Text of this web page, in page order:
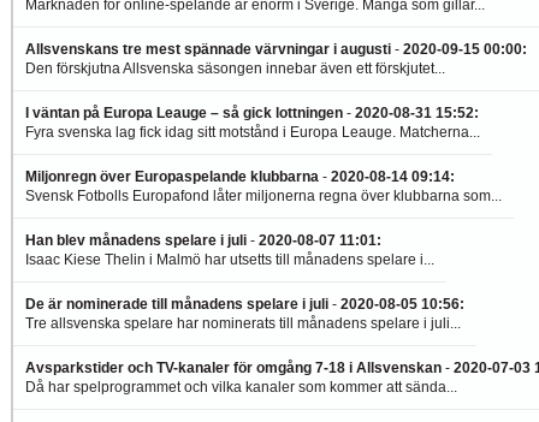
Marknaden för online-spelande är enorm i Sverige. Många som gillar...
Allsvenskans tre mest spännade värvningar i augusti - 2020-09-15 00:00:
Den förskjutna Allsvenska säsongen innebar även ett förskjutet...
I väntan på Europa Leauge – så gick lottningen - 2020-08-31 15:52:
Fyra svenska lag fick idag sitt motstånd i Europa Leauge. Matcherna...
Miljonregn över Europaspelande klubbarna - 2020-08-14 09:14:
Svensk Fotbolls Europafond låter miljonerna regna över klubbarna som...
Han blev månadens spelare i juli - 2020-08-07 11:01:
Isaac Kiese Thelin i Malmö har utsetts till månadens spelare i...
De är nominerade till månadens spelare i juli - 2020-08-05 10:56:
Tre allsvenska spelare har nominerats till månadens spelare i juli...
Avsparkstider och TV-kanaler för omgång 7-18 i Allsvenskan - 2020-07-03
Då har spelprogrammet och vilka kanaler som kommer att sända...